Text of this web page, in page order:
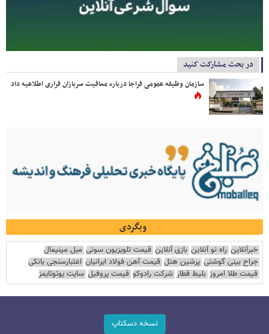
در بحث مشارکت کنید
سازمان وظیفه عمومی فراجا درباره معافیت سربازان فراری اطلاعیه داد
وبگردی
خبرآنلاین راه نو آنلاین بازی آنلاین قیمت تلویزیون سونی مبل مینیمال
جراح بینی گوشتی پرشین هتل قیمت آهن فولاد ایرانیان اعتبارسنجی بانکی
قیمت طلا امروز بلیط قطار شرکت رادوکو قیمت پروفیل سایت یوتوتایمز
نسخه دسکتاپ